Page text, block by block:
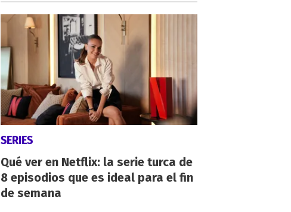
SERIES
Qué ver en Netflix: la serie turca de
8 episodios que es ideal para el fin
de semana